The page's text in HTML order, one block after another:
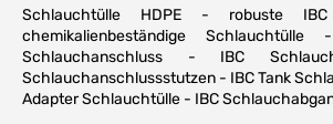
Schlauchtülle HDPE - robuste
chemikalienbeständige
Schlauchanschluss - IBC
Schlauchanschlussstutzen - IBC Tank
Adapter Schlauchtülle - IBC